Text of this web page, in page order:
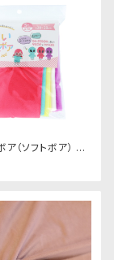
（ソフトボア） ア
ビビッドカラー）｜